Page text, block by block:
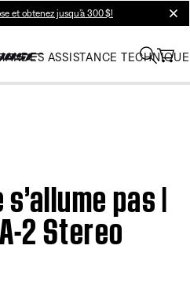
et obtenez jusqu’à 300 $!
ASSISTANCE TECHNIQUE
pas |
2 Stereo